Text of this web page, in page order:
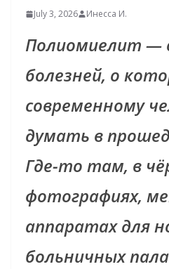
July 3, 2026 Инесса И.
Полиомиелит —
болезней, о
современному
думать в
Где-то там, в
фотографиях,
аппаратах для
больничных